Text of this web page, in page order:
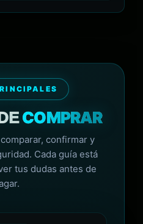
COMPRAR
confirmar y
Cada guía está
tus dudas antes de